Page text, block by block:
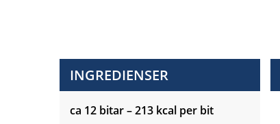
INGREDIENSER
ca 12 bitar – 213 kcal per bit